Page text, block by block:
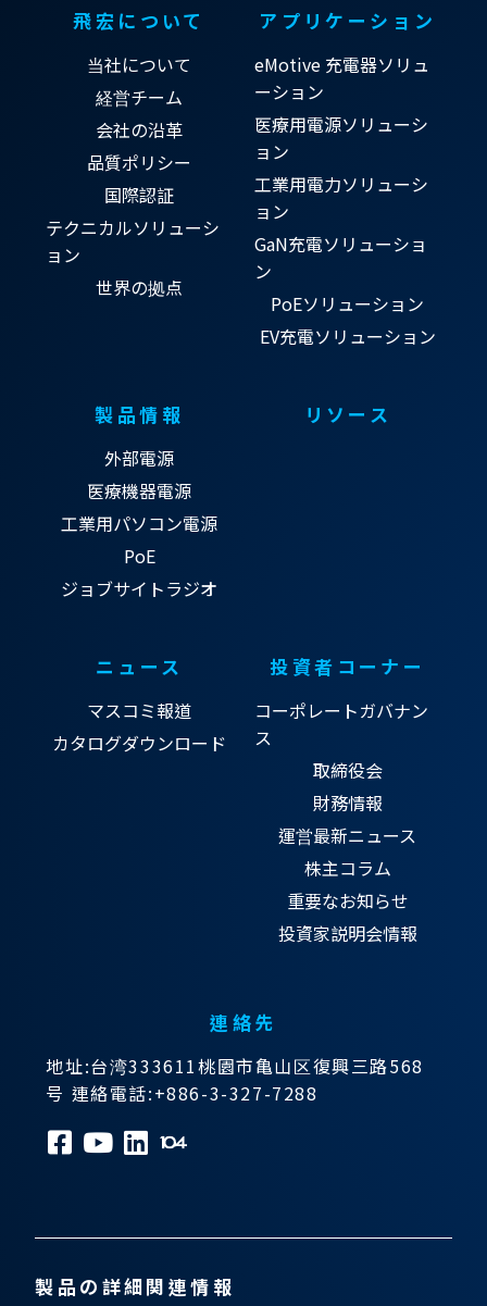
飛宏について
当社について
経営チーム
会社の沿革
品質ポリシー
国際認証
テクニカルソリューシ
ョン
世界の拠点
アプリケーション
eMotive 充電器ソリュ
ーション
医療用電源ソリューシ
ョン
工業用電力ソリューシ
ョン
GaN充電ソリューショ
ン
PoEソリューション
EV充電ソリューション
製品情報
外部電源
医療機器電源
工業用パソコン電源
PoE
ジョブサイトラジオ
リソース
ニュース
マスコミ報道
カタログダウンロード
投資者コーナー
コーポレートガバナン
ス
取締役会
財務情報
運営最新ニュース
株主コラム
重要なお知らせ
投資家説明会情報
連絡先
地址:台湾333611桃園市亀山区復興三路568
号 連絡電話:+886-3-327-7288
製品の詳細関連情報